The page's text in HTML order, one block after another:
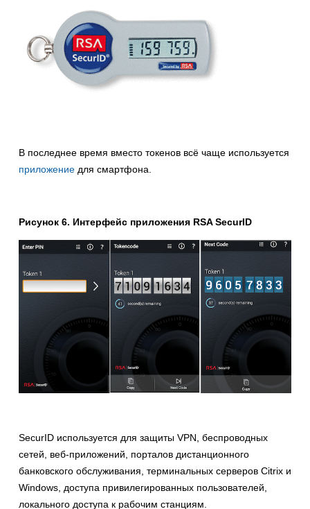
В последнее время вместо токенов всё чаще используется
приложение для смартфона.
Рисунок 6. Интерфейс приложения RSA SecurID
SecurID используется для защиты VPN, беспроводных
сетей, веб-приложений, порталов дистанционного
банковского обслуживания, терминальных серверов Citrix и
Windows, доступа привилегированных пользователей,
локального доступа к рабочим станциям.